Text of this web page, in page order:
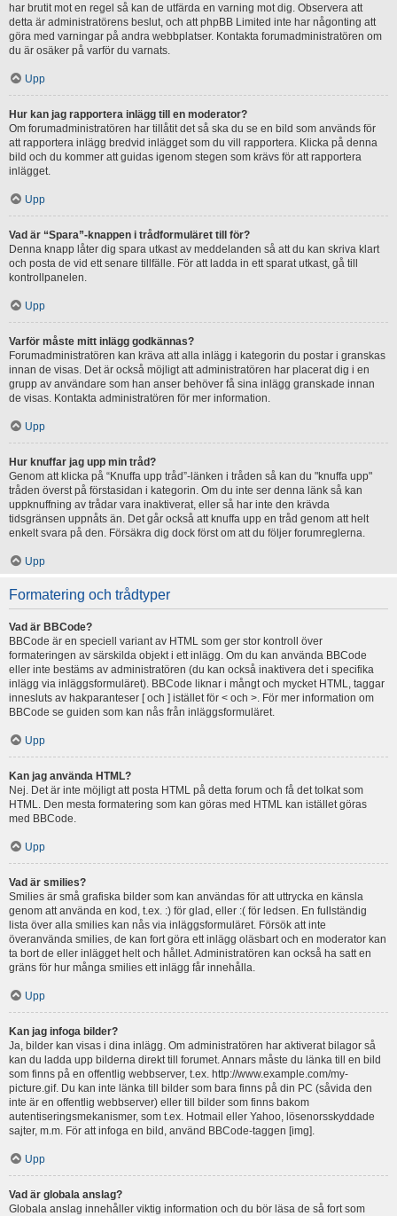
har brutit mot en regel så kan de utfärda en varning mot dig. Observera att
detta är administratörens beslut, och att phpBB Limited inte har någonting att
göra med varningar på andra webbplatser. Kontakta forumadministratören om
du är osäker på varför du varnats.
Upp
Hur kan jag rapportera inlägg till en moderator?
Om forumadministratören har tillåtit det så ska du se en bild som används för
att rapportera inlägg bredvid inlägget som du vill rapportera. Klicka på denna
bild och du kommer att guidas igenom stegen som krävs för att rapportera
inlägget.
Upp
Vad är “Spara”-knappen i trådformuläret till för?
Denna knapp låter dig spara utkast av meddelanden så att du kan skriva klart
och posta de vid ett senare tillfälle. För att ladda in ett sparat utkast, gå till
kontrollpanelen.
Upp
Varför måste mitt inlägg godkännas?
Forumadministratören kan kräva att alla inlägg i kategorin du postar i granskas
innan de visas. Det är också möjligt att administratören har placerat dig i en
grupp av användare som han anser behöver få sina inlägg granskade innan
de visas. Kontakta administratören för mer information.
Upp
Hur knuffar jag upp min tråd?
Genom att klicka på “Knuffa upp tråd”-länken i tråden så kan du "knuffa upp"
tråden överst på förstasidan i kategorin. Om du inte ser denna länk så kan
uppknuffning av trådar vara inaktiverat, eller så har inte den krävda
tidsgränsen uppnåts än. Det går också att knuffa upp en tråd genom att helt
enkelt svara på den. Försäkra dig dock först om att du följer forumreglerna.
Upp
Formatering och trådtyper
Vad är BBCode?
BBCode är en speciell variant av HTML som ger stor kontroll över
formateringen av särskilda objekt i ett inlägg. Om du kan använda BBCode
eller inte bestäms av administratören (du kan också inaktivera det i specifika
inlägg via inläggsformuläret). BBCode liknar i mångt och mycket HTML, taggar
innesluts av hakparanteser [ och ] istället för < och >. För mer information om
BBCode se guiden som kan nås från inläggsformuläret.
Upp
Kan jag använda HTML?
Nej. Det är inte möjligt att posta HTML på detta forum och få det tolkat som
HTML. Den mesta formatering som kan göras med HTML kan istället göras
med BBCode.
Upp
Vad är smilies?
Smilies är små grafiska bilder som kan användas för att uttrycka en känsla
genom att använda en kod, t.ex. :) för glad, eller :( för ledsen. En fullständig
lista över alla smilies kan nås via inläggsformuläret. Försök att inte
överanvända smilies, de kan fort göra ett inlägg oläsbart och en moderator kan
ta bort de eller inlägget helt och hållet. Administratören kan också ha satt en
gräns för hur många smilies ett inlägg får innehålla.
Upp
Kan jag infoga bilder?
Ja, bilder kan visas i dina inlägg. Om administratören har aktiverat bilagor så
kan du ladda upp bilderna direkt till forumet. Annars måste du länka till en bild
som finns på en offentlig webbserver, t.ex. http://www.example.com/my-
picture.gif. Du kan inte länka till bilder som bara finns på din PC (såvida den
inte är en offentlig webbserver) eller till bilder som finns bakom
autentiseringsmekanismer, som t.ex. Hotmail eller Yahoo, lösenorsskyddade
sajter, m.m. För att infoga en bild, använd BBCode-taggen [img].
Upp
Vad är globala anslag?
Globala anslag innehåller viktig information och du bör läsa de så fort som